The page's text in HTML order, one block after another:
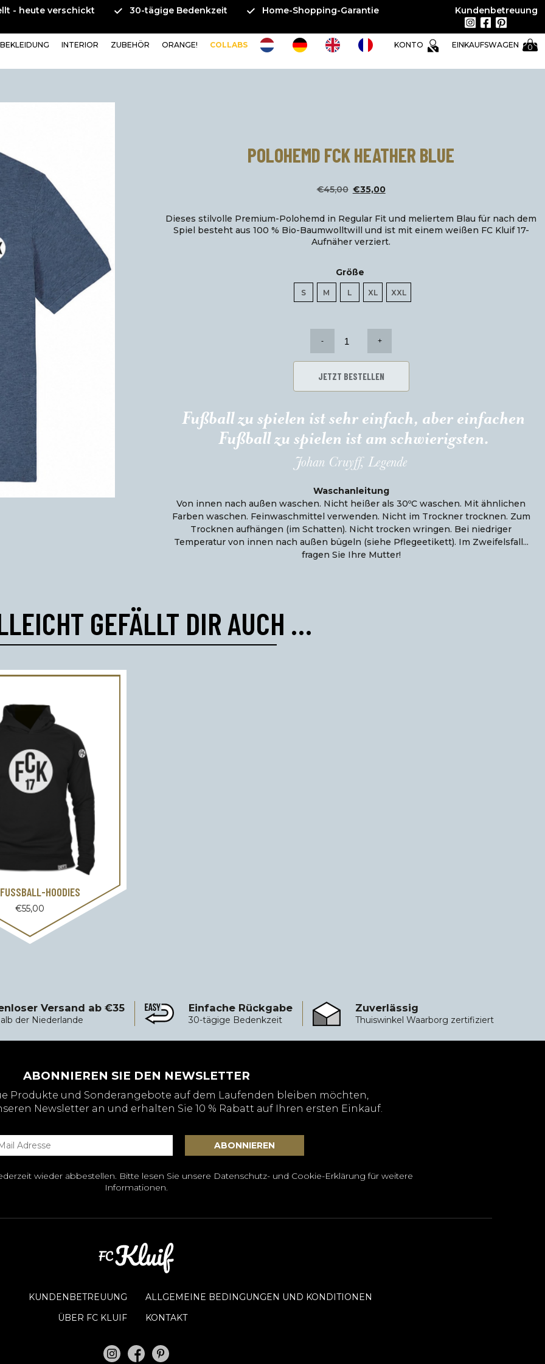
- heute verschickt 30-tägige Bedenkzeit Home-Shopping-Garantie Kundenbetreuung
BEKLEIDUNG INTERIOR ZUBEHÖR ORANGE! COLLABS KONTO EINKAUFSWAGEN 0
POLOHEMD FCK HEATHER BLUE
€45,00 Der
Preis
betrug:
45,00
€.
€35,00Der
Preis
beträgt:
€.
Dieses stilvolle Premium-Polohemd in Regular Fit und meliertem Blau für nach dem
Spiel besteht aus 100 % Bio-Baumwolltwill und ist mit einem weißen FC Kluif 17-
Aufnäher verziert.
Größe
S M L XL XXL
Heather
Anzahl
JETZT BESTELLEN
Fußball zu spielen ist sehr einfach, aber einfachen
Fußball zu spielen ist am schwierigsten.
Johan Cruyff, Legende
Waschanleitung
Von innen nach außen waschen. Nicht heißer als 30ºC waschen. Mit ähnlichen
Farben waschen. Feinwaschmittel verwenden. Nicht im Trockner trocknen. Zum
Trocknen aufhängen (im Schatten). Nicht trocken wringen. Bei niedriger
Temperatur von innen nach außen bügeln (siehe Pflegeetikett). Im Zweifelsfall...
fragen Sie Ihre Mutter!
GEFÄLLT DIR AUCH …
HOODIES
€55,00
Versand ab €35
der Niederlande
ab €35
Einfache Rückgabe
30-tägige Bedenkzeit
Einfache Rückgabe
Zuverlässig
Thuiswinkel Waarborg zertifiziert
Zuverlässig
ABONNIEREN SIE DEN NEWSLETTER
Produkte und Sonderangebote auf dem Laufenden bleiben möchten,
Newsletter an und erhalten Sie 10 % Rabatt auf Ihren ersten Einkauf.
wieder abbestellen. Bitte lesen Sie unsere Datenschutz- und Cookie-Erklärung für weitere
Informationen.
KUNDENBETREUUNG
ALLGEMEINE BEDINGUNGEN UND KONDITIONEN
ÜBER FC KLUIF
KONTAKT